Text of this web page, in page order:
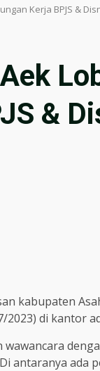
Kerja BPJS &
&
kabupaten
di kantor
antaranya ada